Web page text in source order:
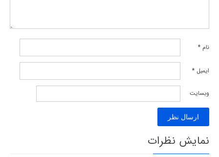
نام *
ایمیل *
وبسایت
نمایش نظرات